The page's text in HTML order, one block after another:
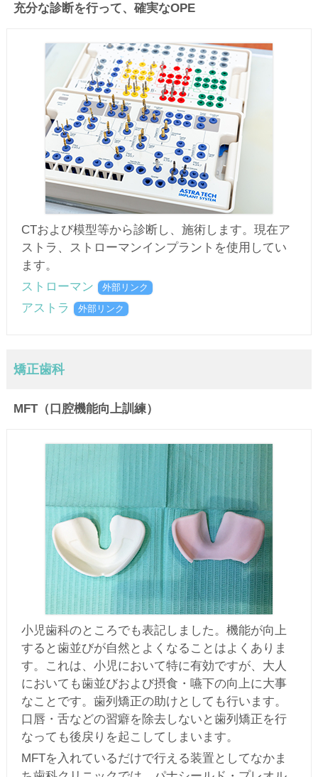
充分な診断を行って、確実なOPE
CTおよび模型等から診断し、施術します。現在ア
ストラ、ストローマンインプラントを使用してい
ます。
ストローマン
外部リンク
アストラ 外部リンク
矯正歯科
MFT（口腔機能向上訓練）
小児歯科のところでも表記しました。機能が向上
すると歯並びが自然とよくなることはよくありま
す。これは、小児において特に有効ですが、大人
においても歯並びおよび摂食・嚥下の向上に大事
なことです。歯列矯正の助けとしても行います。
口唇・舌などの習癖を除去しないと歯列矯正を行
なっても後戻りを起こしてしまいます。
MFTを入れているだけで行える装置としてなかま